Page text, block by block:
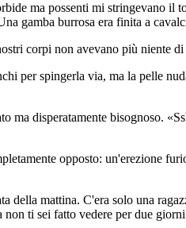
ma possenti mi stringevano il
gamba burrosa era finita a
corpi non avevano più niente
per spingerla via, ma la pelle
disperatamente bisognoso.
opposto: un'erezione
mattina. C'era solo una
ti sei fatto vedere per due